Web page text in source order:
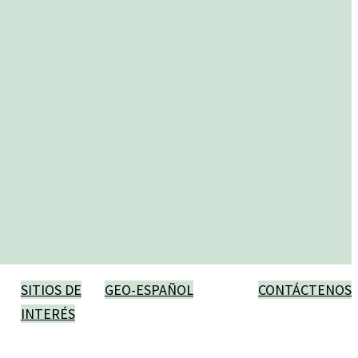
SITIOS DE
INTERÉS
GEO-ESPAÑOL CONTÁCTENOS